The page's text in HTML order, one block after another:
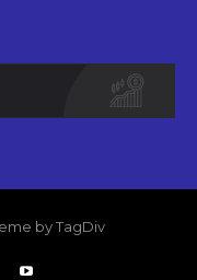
by TagDiv